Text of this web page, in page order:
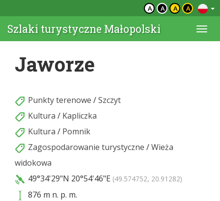
A A A A
Szlaki turystyczne Małopolski
Jaworze
Punkty terenowe /Szczyt
Kultura / Kapliczka
Kultura / Pomnik
Zagospodarowanie turystyczne /Wieża
widokowa
49°34'29"N 20°54'46"E (49.574752, 20.91282)
876 m n. p. m.